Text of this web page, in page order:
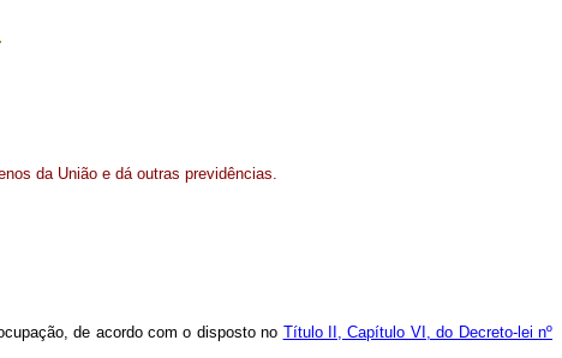
da União e dá outras previdências.
de acordo com o disposto no Título II, Capítulo VI, do Decreto-lei nº